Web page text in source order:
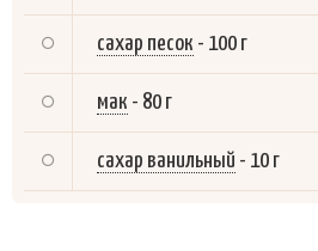
сахар песок - 100 г
мак - 80 г
сахар ванильный - 10 г